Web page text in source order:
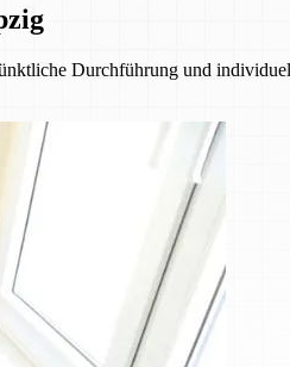
Durchführung und